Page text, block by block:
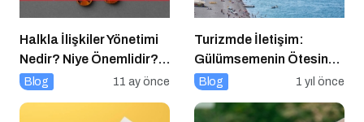
Halkla İlişkiler Yönetimi
Nedir? Niye Önemlidir?
Halkla İlişkiler Yönetimi
Blog 11 ay önce
Turizmde İletişim:
Gülümsemenin Ötesinde
Bir Sanat
Blog 1 yıl önce